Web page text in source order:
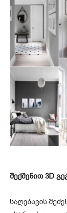
შექმენით 3D
საღებავის